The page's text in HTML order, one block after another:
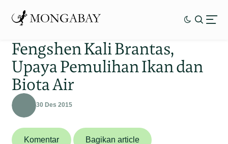
Fengshen Kali Brantas,
Upaya Pemulihan Ikan dan
Biota Air
30 Des 2015
Komentar Bagikan article